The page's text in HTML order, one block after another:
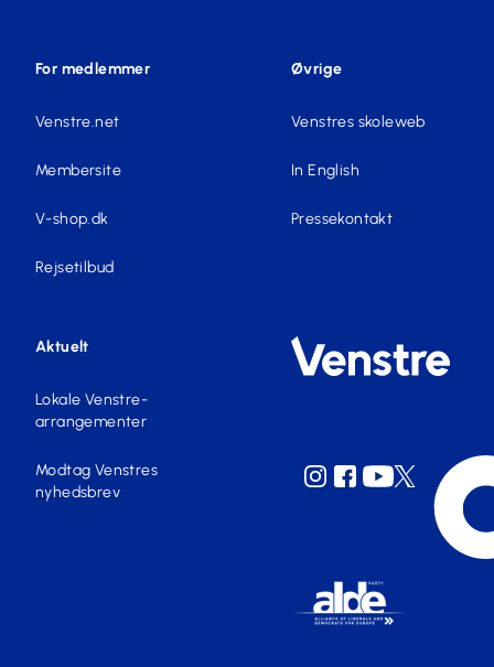
For medlemmer
Venstre.net
Membersite
V-shop.dk
Rejsetilbud
Øvrige
Venstres skoleweb
In English
Pressekontakt
Aktuelt
Lokale Venstre-
arrangementer
Modtag Venstres
nyhedsbrev